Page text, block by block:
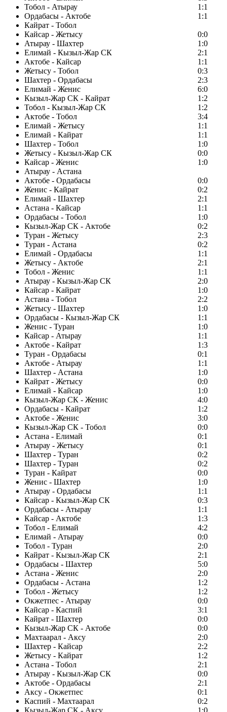
Тобол - Атырау
1:1
Ордабасы - Актобе
1:1
Кайрат - Тобол
Кайсар - Жетысу
0:0
Атырау - Шахтер
1:0
Елимай - Кызыл-Жар СК
2:1
Актобе - Кайсар
1:1
Жетысу - Тобол
0:3
Шахтер - Ордабасы
2:3
Елимай - Женис
6:0
Кызыл-Жар СК - Кайрат
1:2
Тобол - Кызыл-Жар СК
1:2
Актобе - Тобол
3:4
Елимай - Жетысу
1:1
Елимай - Кайрат
1:1
Шахтер - Тобол
1:0
Жетысу - Кызыл-Жар СК
0:0
Кайсар - Женис
1:0
Атырау - Астана
Актобе - Ордабасы
0:0
Женис - Кайрат
0:2
Елимай - Шахтер
2:1
Астана - Кайсар
1:1
Ордабасы - Тобол
1:0
Кызыл-Жар СК - Актобе
0:2
Туран - Жетысу
2:3
Туран - Астана
0:2
Елимай - Ордабасы
1:1
Жетысу - Актобе
2:1
Тобол - Женис
1:1
Атырау - Кызыл-Жар СК
2:0
Кайсар - Кайрат
1:0
Астана - Тобол
2:2
Жетысу - Шахтер
1:0
Ордабасы - Кызыл-Жар СК
1:1
Женис - Туран
1:0
Кайсар - Атырау
1:1
Актобе - Кайрат
1:3
Туран - Ордабасы
0:1
Актобе - Атырау
1:1
Шахтер - Астана
1:0
Кайрат - Жетысу
0:0
Елимай - Кайсар
1:0
Кызыл-Жар СК - Женис
4:0
Ордабасы - Кайрат
1:2
Актобе - Женис
3:0
Кызыл-Жар СК - Тобол
0:0
Астана - Елимай
0:1
Атырау - Жетысу
0:1
Шахтер - Туран
0:2
Шахтер - Туран
0:2
Туран - Кайрат
0:0
Женис - Шахтер
1:0
Атырау - Ордабасы
1:1
Кайсар - Кызыл-Жар СК
0:3
Ордабасы - Атырау
1:1
Кайсар - Актобе
1:3
Тобол - Елимай
4:2
Елимай - Атырау
0:0
Тобол - Туран
2:0
Кайрат - Кызыл-Жар СК
2:1
Ордабасы - Шахтер
5:0
Астана - Женис
2:0
Ордабасы - Астана
1:2
Тобол - Жетысу
1:2
Окжетпес - Атырау
0:0
Кайсар - Каспий
3:1
Кайрат - Шахтер
0:0
Кызыл-Жар СК - Актобе
0:0
Махтаарал - Аксу
2:0
Шахтер - Кайсар
2:2
Жетысу - Кайрат
1:2
Астана - Тобол
2:1
Атырау - Кызыл-Жар СК
0:0
Актобе - Ордабасы
2:1
Аксу - Окжетпес
0:1
Каспий - Махтаарал
0:2